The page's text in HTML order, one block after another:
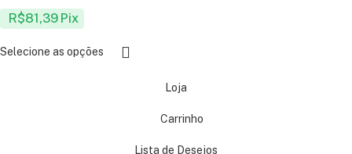
R$81,39 Pix
Selecione as opções
Loja
Carrinho
Lista de Desejos